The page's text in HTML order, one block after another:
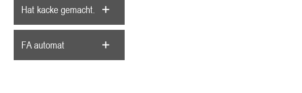
Hat kacke gemacht.
FA automat